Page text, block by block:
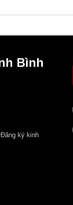
Bình
ký kinh